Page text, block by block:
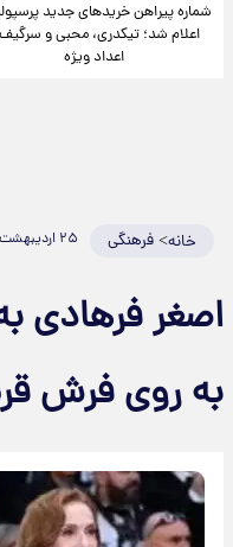
شماره پیراهن خریدهای جدید
اعلام شد؛ تیکدری، محبی و سرگیف
اعداد ویژه
خانه>فرهنگی ۲۵ اردیبهشت ۱۴۰۵
اصغر فرهادی
به روی فرش